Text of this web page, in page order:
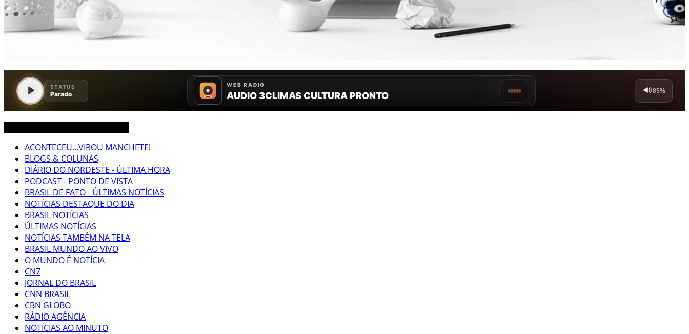
ACONTECEU...VIROU MANCHETE!
BLOGS & COLUNAS
DIÁRIO DO NORDESTE - ÚLTIMA HORA
PODCAST - PONTO DE VISTA
BRASIL DE FATO - ÚLTIMAS NOTÍCIAS
NOTÍCIAS DESTAQUE DO DIA
BRASIL NOTÍCIAS
ÚLTIMAS NOTÍCIAS
NOTÍCIAS TAMBÉM NA TELA
BRASIL MUNDO AO VIVO
O MUNDO É NOTÍCIA
CN7
JORNAL DO BRASIL
CNN BRASIL
CBN GLOBO
RÁDIO AGÊNCIA
NOTÍCIAS AO MINUTO